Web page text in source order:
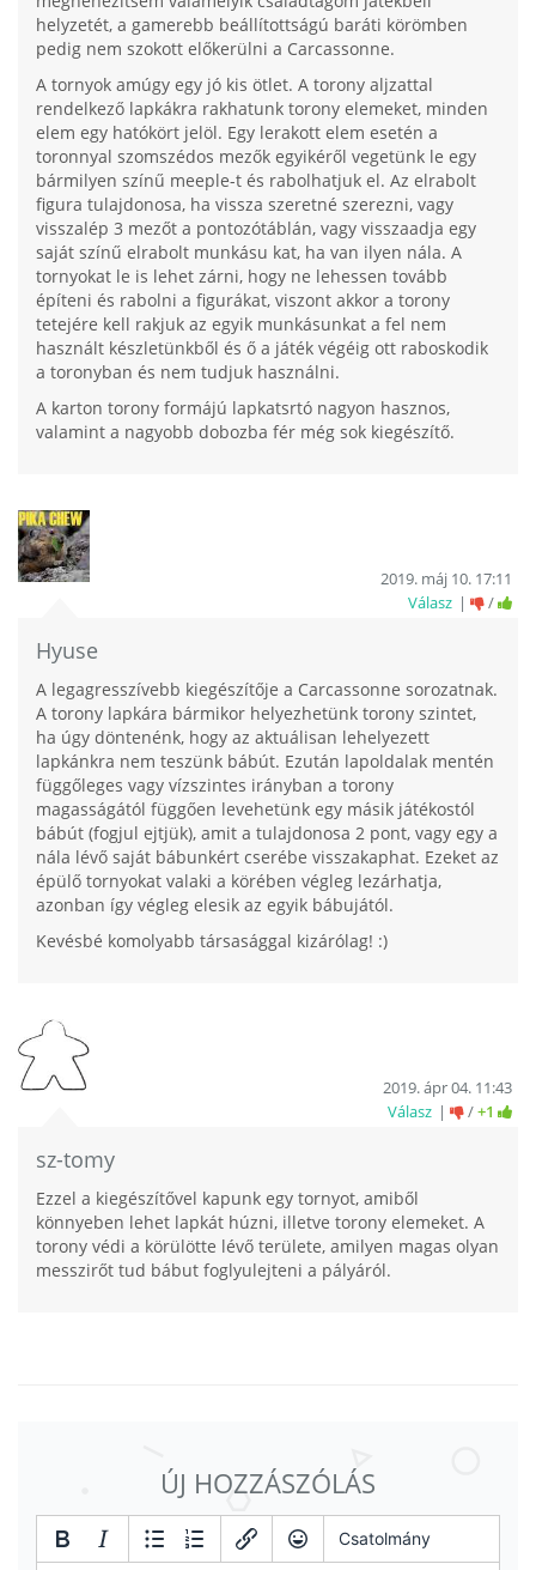
helyzetét, a gamerebb beállítottságú baráti körömben
pedig nem szokott előkerülni a Carcassonne.
A tornyok amúgy egy jó kis ötlet. A torony aljzattal
rendelkező lapkákra rakhatunk torony elemeket, minden
elem egy hatókört jelöl. Egy lerakott elem esetén a
toronnyal szomszédos mezők egyikéről vegetünk le egy
bármilyen színű meeple-t és rabolhatjuk el. Az elrabolt
figura tulajdonosa, ha vissza szeretné szerezni, vagy
visszalép 3 mezőt a pontozótáblán, vagy visszaadja egy
saját színű elrabolt munkásu kat, ha van ilyen nála. A
tornyokat le is lehet zárni, hogy ne lehessen tovább
építeni és rabolni a figurákat, viszont akkor a torony
tetejére kell rakjuk az egyik munkásunkat a fel nem
használt készletünkből és ő a játék végéig ott raboskodik
a toronyban és nem tudjuk használni.
A karton torony formájú lapkatsrtó nagyon hasznos,
valamint a nagyobb dobozba fér még sok kiegészítő.
Hyuse
2019. máj 10. 17:11
Válasz
/
A legagresszívebb kiegészítője a Carcassonne sorozatnak.
A torony lapkára bármikor helyezhetünk torony szintet,
ha úgy döntenénk, hogy az aktuálisan lehelyezett
lapkánkra nem teszünk bábút. Ezután lapoldalak mentén
függőleges vagy vízszintes irányban a torony
magasságától függően levehetünk egy másik játékostól
bábút (fogjul ejtjük), amit a tulajdonosa 2 pont, vagy egy a
nála lévő saját bábunkért cserébe visszakaphat. Ezeket az
épülő tornyokat valaki a körében végleg lezárhatja,
azonban így végleg elesik az egyik bábujától.
Kevésbé komolyabb társasággal kizárólag! :)
sz-tomy
2019. ápr 04. 11:43
Válasz
/+1
Ezzel a kiegészítővel kapunk egy tornyot, amiből
könnyeben lehet lapkát húzni, illetve torony elemeket. A
torony védi a körülötte lévő területe, amilyen magas olyan
messzirőt tud bábut foglyulejteni a pályáról.
ÚJ HOZZÁSZÓLÁS
Csatolmány